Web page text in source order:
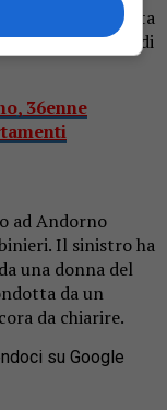
una volta
in pericolo di
36enne
ad Andorno
Il sinistro ha
una donna del
da un
da chiarire.
su Google